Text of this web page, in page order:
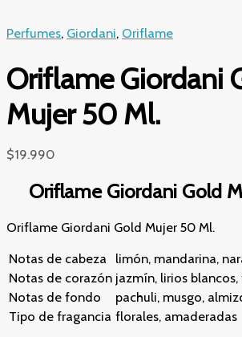
Perfumes, Giordani, Oriflame
Oriflame Giordani
Mujer 50 Ml.
$19.990
Oriflame Giordani Gold
Oriflame Giordani Gold Mujer 50 Ml.
Notas de cabeza
limón, mandarina,
Notas de corazón jazmín, lirios
Notas de fondo
pachuli, musgo,
Tipo de fragancia florales, amaderadas